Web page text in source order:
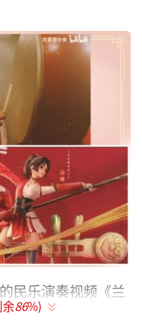
民乐演奏视频《兰
数已超过1300万
86%)